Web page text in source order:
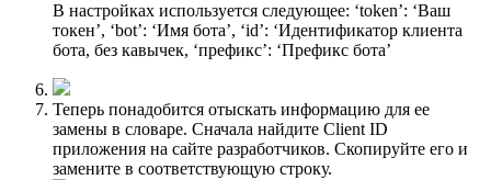
В настройках используется следующее: ‘token’: ‘Ваш
токен’, ‘bot’: ‘Имя бота’, ‘id’: ‘Идентификатор клиента
бота, без кавычек, ‘префикс’: ‘Префикс бота’
Теперь понадобится отыскать информацию для ее
замены в словаре. Сначала найдите Client ID
приложения на сайте разработчиков. Скопируйте его и
замените в соответствующую строку.